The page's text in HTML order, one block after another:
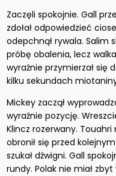
Zaczęli spokojnie. Gall
zdołał odpowiedzieć
odepchnął rywala. Salim
próbę obalenia, lecz
wyraźnie przymierzał się
kilku sekundach
Mickey zaczął
wyraźnie pozycję.
Klincz rozerwany.
obronił się przed
szukał dźwigni. Gall
rundy. Polak nie miał